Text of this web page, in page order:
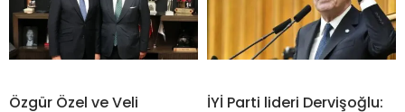
Özgür Özel ve Veli
İYİ Parti lideri Dervişoğlu: